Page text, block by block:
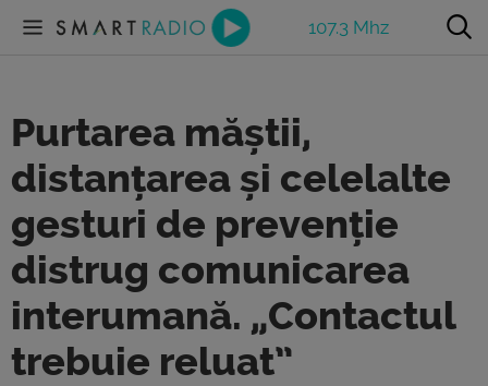
107.3 Mhz
Purtarea măștii,
distanțarea și celelalte
gesturi de prevenție
distrug comunicarea
interumană. „Contactul
trebuie reluat”